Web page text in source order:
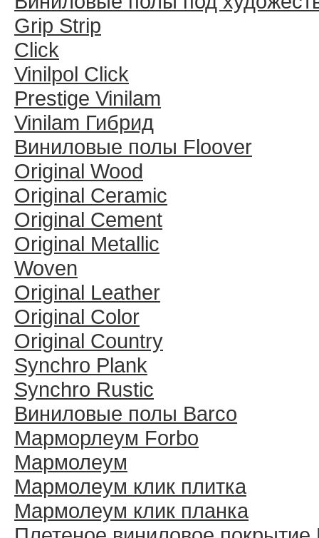
Grip Strip
Click
Vinilpol Click
Prestige Vinilam
Vinilam Гибрид
Виниловые полы Floover
Original Wood
Original Ceramic
Original Cement
Original Metallic
Woven
Original Leather
Original Color
Original Country
Synchro Plank
Synchro Rustic
Виниловые полы Barco
Марморлеум Forbo
Мармолеум
Мармолеум клик плитка
Мармолеум клик планка